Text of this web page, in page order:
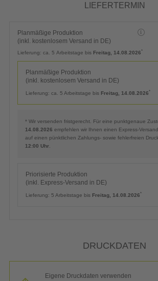
LIEFERTERMIN
Planmäßige Produktion
(inkl. kostenlosem Versand in DE)
Lieferung: ca. 5 Arbeitstage bis Freitag, 14.08.2026*
Planmäßige Produktion
(inkl. kostenlosem Versand in DE)
Lieferung: ca. 5 Arbeitstage bis Freitag, 14.08.2026*
* Wir versenden fristgerecht. Für eine punktgenaue
14.08.2026 empfehlen wir Ihnen einen Express-
auf einen pünktlichen Zahlungs- sowie fehlerfreien
12:00 Uhr
Priorisierte Produktion
(inkl. Express-Versand in DE)
Lieferung: 5 Arbeitstage bis Freitag, 14.08.2026*
DRUCKDATEN
Eigene Druckdaten verwenden